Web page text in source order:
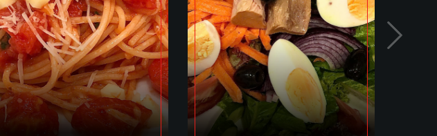
HOMEMADE PASTA